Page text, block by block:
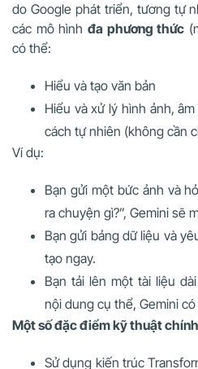
do Google phát triển, tương tự
các mô hình đa phương thức
có thể:
Hiểu và tạo văn bản
Hiểu và xử lý hình ảnh,
cách tự nhiên (không cần
Ví dụ:
Bạn gửi một bức ảnh và
ra chuyện gì?”, Gemini sẽ
Bạn gửi bảng dữ liệu và
tạo ngay.
Bạn tải lên một tài liệu
nội dung cụ thể, Gemini
Một số đặc điểm kỹ thuật chính
Sử dụng kiến trúc